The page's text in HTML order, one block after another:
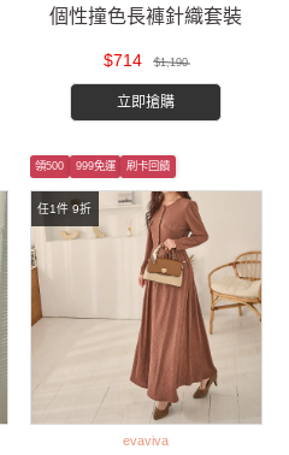
個性撞色長褲針織套裝
$714 $1,190
立即搶購
任1件 9折
領500 999免運 刷卡回饋
evaviva